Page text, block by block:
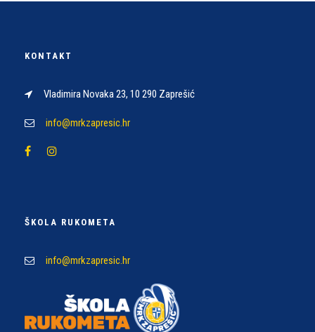
KONTAKT
Vladimira Novaka 23, 10 290 Zaprešić
info@mrkzapresic.hr
ŠKOLA RUKOMETA
info@mrkzapresic.hr